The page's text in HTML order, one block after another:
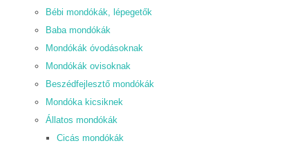
Bébi mondókák, lépegetők
Baba mondókák
Mondókák óvodásoknak
Mondókák ovisoknak
Beszédfejlesztő mondókák
Mondóka kicsiknek
Állatos mondókák
Cicás mondókák